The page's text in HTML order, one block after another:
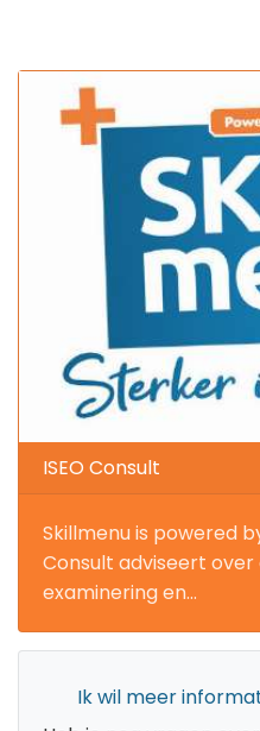
ISEO Consult
Skillmenu is powered
Consult adviseert
examinering en...
Ik wil meer